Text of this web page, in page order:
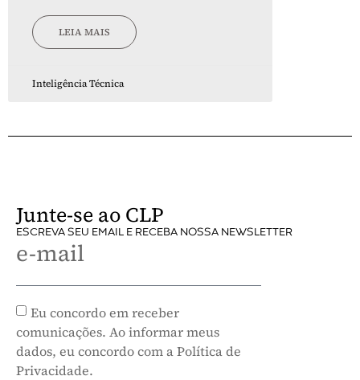
LEIA MAIS
Inteligência Técnica
Junte-se ao CLP
ESCREVA SEU EMAIL E RECEBA NOSSA NEWSLETTER
e-mail
Eu concordo em receber
comunicações. Ao informar meus
dados, eu concordo com a Política de
Privacidade.